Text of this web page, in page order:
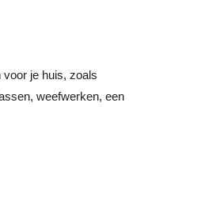
je huis, zoals
weefwerken, een